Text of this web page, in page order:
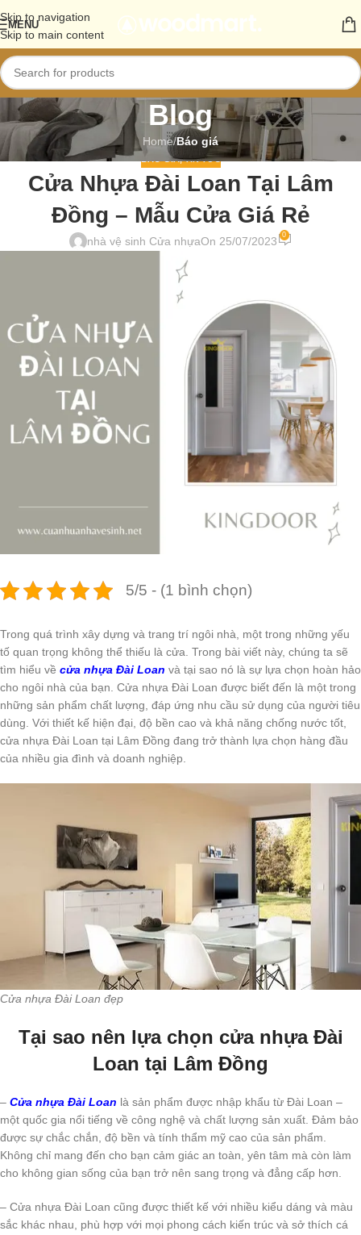
Skip to navigation
Skip to main content
MENU
Blog
Home/Báo giá
BÁO GIÁ,TIN TỨC
Cửa Nhựa Đài Loan Tại Lâm
Đồng – Mẫu Cửa Giá Rẻ
nhà vệ sinh Cửa nhựaOn 25/07/2023 0
5/5 - (1 bình chọn)
Trong quá trình xây dựng và trang trí ngôi nhà, một trong những yếu
tố quan trọng không thể thiếu là cửa. Trong bài viết này, chúng ta sẽ
tìm hiểu về cửa nhựa Đài Loan và tại sao nó là sự lựa chọn hoàn hảo
cho ngôi nhà của bạn. Cửa nhựa Đài Loan được biết đến là một trong
những sản phẩm chất lượng, đáp ứng nhu cầu sử dụng của người tiêu
dùng. Với thiết kế hiện đại, độ bền cao và khả năng chống nước tốt,
cửa nhựa Đài Loan tại Lâm Đồng đang trở thành lựa chọn hàng đầu
của nhiều gia đình và doanh nghiệp.
Cửa nhựa Đài Loan đẹp
Tại sao nên lựa chọn cửa nhựa Đài
Loan tại Lâm Đồng
– Cửa nhựa Đài Loan là sản phẩm được nhập khẩu từ Đài Loan –
một quốc gia nổi tiếng về công nghệ và chất lượng sản xuất. Đảm bảo
được sự chắc chắn, độ bền và tính thẩm mỹ cao của sản phẩm.
Không chỉ mang đến cho bạn cảm giác an toàn, yên tâm mà còn làm
cho không gian sống của bạn trở nên sang trọng và đẳng cấp hơn.
– Cửa nhựa Đài Loan cũng được thiết kế với nhiều kiểu dáng và màu
sắc khác nhau, phù hợp với mọi phong cách kiến trúc và sở thích cá